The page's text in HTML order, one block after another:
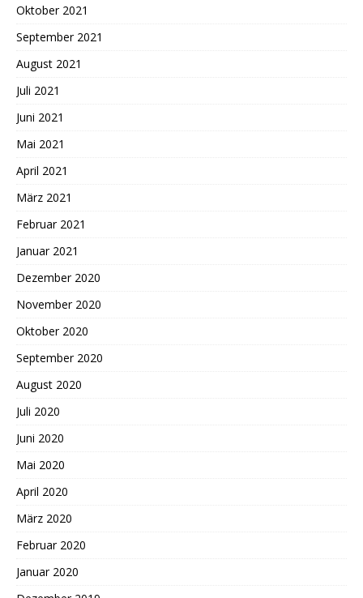
Oktober 2021
September 2021
August 2021
Juli 2021
Juni 2021
Mai 2021
April 2021
März 2021
Februar 2021
Januar 2021
Dezember 2020
November 2020
Oktober 2020
September 2020
August 2020
Juli 2020
Juni 2020
Mai 2020
April 2020
März 2020
Februar 2020
Januar 2020